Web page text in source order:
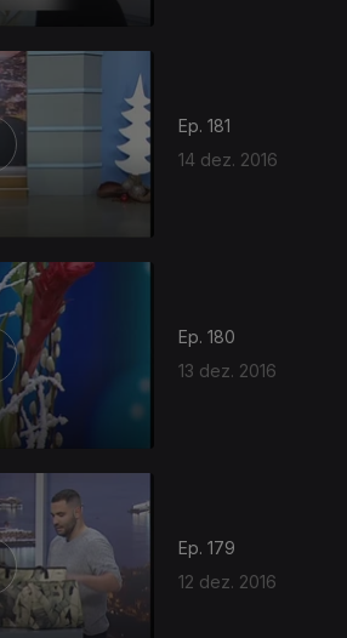
Ep. 181
14 dez. 2016
Ep. 180
13 dez. 2016
Ep. 179
12 dez. 2016